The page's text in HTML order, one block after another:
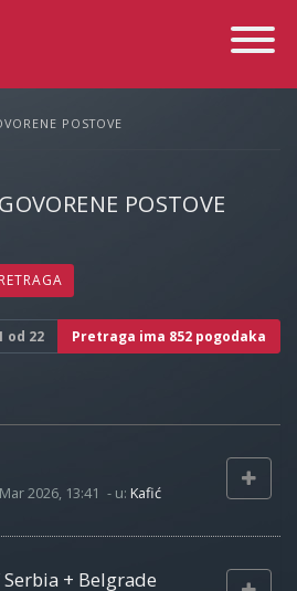
Toggle
POSTOVE
POSTOVE
od 22 Pretraga ima 852 pogodaka
2026, 13:41 - u: Kafić
+ Belgrade